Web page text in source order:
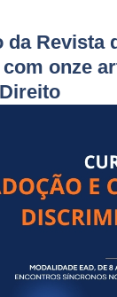
da Revista
onze